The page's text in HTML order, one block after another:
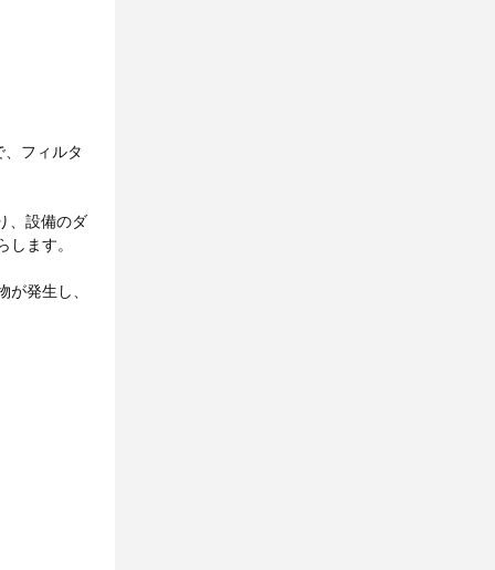
フィルタ
、設備のダ
ます。
発生し、